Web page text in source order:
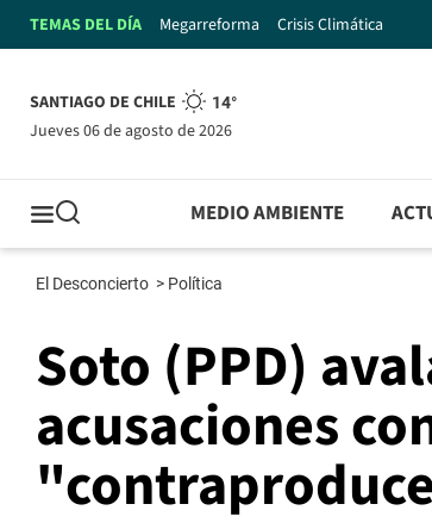
TEMAS DEL DÍA Megarreforma Crisis Climática
SANTIAGO DE CHILE 14°
jueves 06 de agosto de 2026
MEDIO AMBIENTE
El Desconcierto > Política
Soto (PPD)
acusaciones